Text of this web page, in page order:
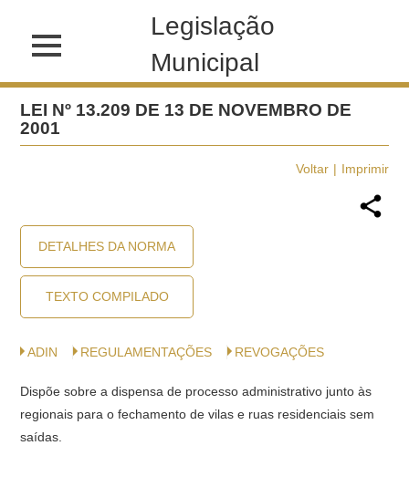
Legislação
Municipal
LEI Nº 13.209 DE 13 DE NOVEMBRO DE
2001
Voltar Imprimir
DETALHES DA NORMA
TEXTO COMPILADO
ADIN REGULAMENTAÇÕES REVOGAÇÕES
Dispõe sobre a dispensa de processo administrativo junto às
regionais para o fechamento de vilas e ruas residenciais sem
saídas.